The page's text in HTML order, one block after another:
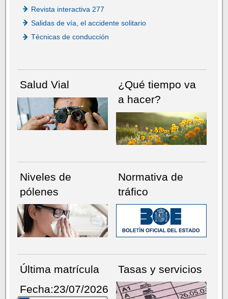
Revista interactiva 277
Salidas de vía, el accidente solitario
Técnicas de conducción
Salud Vial
¿Qué tiempo va
a hacer?
Niveles de
pólenes
Normativa de
tráfico
Última matrícula
Fecha:23/07/2026
Tasas y servicios